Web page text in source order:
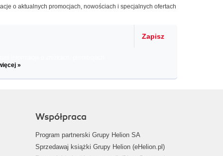
o aktualnych promocjach, nowościach i specjalnych ofertach
Zapisz
»
Współpraca
Program partnerski Grupy Helion SA
Sprzedawaj książki Grupy Helion (eHelion.pl)